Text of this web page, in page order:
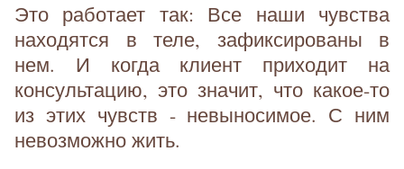
Это работает так: Все наши чувства
находятся в теле, зафиксированы в
нем. И когда клиент приходит на
консультацию, это значит, что какое-то
из этих чувств - невыносимое. С ним
невозможно жить.